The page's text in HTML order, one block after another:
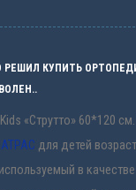
КУПИТЬ
«Струтто» 60*120
для детей
в